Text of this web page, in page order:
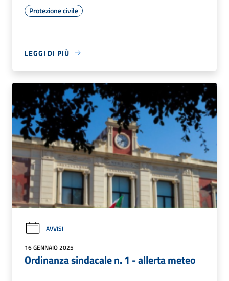
Protezione civile
LEGGI DI PIÙ
AVVISI
16 GENNAIO 2025
Ordinanza sindacale n. 1 - allerta meteo